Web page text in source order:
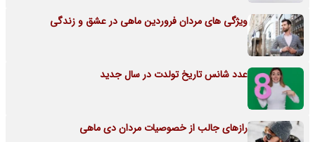
ویژگی های مردان فروردین ماهی در عشق و زندگی
عدد شانس تاریخ تولدت در سال جدید
رازهای جالب از خصوصیات مردان دی ماهی